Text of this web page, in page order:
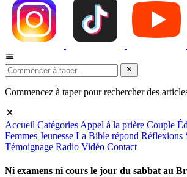
Commencez à taper pour rechercher des
Accueil Catégories Appel à la prière Couple
Femmes Jeunesse La Bible répond Réflexions
Témoignage Radio Vidéo Contact
Ni examens ni cours le jour du sabbat au